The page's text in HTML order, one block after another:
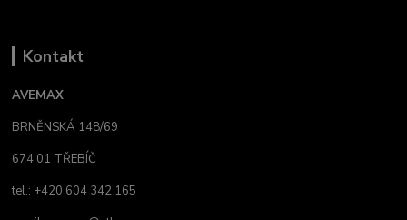
Kontakt
AVEMAX
BRNĚNSKÁ 148/69
674 01 TŘEBÍČ
tel.: +420 604 342 165